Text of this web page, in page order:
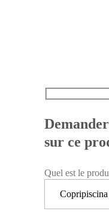
sur ce
Quel est le